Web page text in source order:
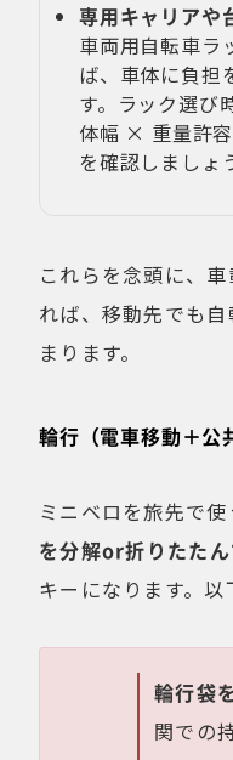
専用キャリアや
車両用自転車ラ
ば、車体に負担
す。ラック選び
体幅 × 重量許
を確認しましょ
これらを念頭に、
れば、移動先でも
まります。
輪行（電車移動＋公
ミニベロを旅先で
を分解or折りたたん
キーになります。以
輪行袋
関での